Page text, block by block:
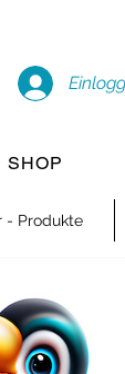
SHOP
- Produkte